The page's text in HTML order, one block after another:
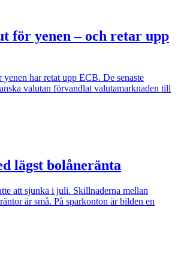
för yenen – och retar upp
har retat upp ECB. De senaste
valutan förvandlat valutamarknaden till
lägst bolåneränta
att sjunka i juli. Skillnaderna mellan
är små. På sparkonton är bilden en